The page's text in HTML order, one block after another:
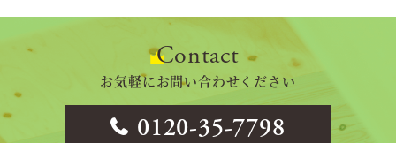
Contact
お気軽にお問い合わせください
0120-35-7798